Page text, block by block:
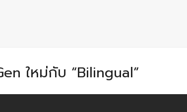
ใหม่กับ “Bilingual”